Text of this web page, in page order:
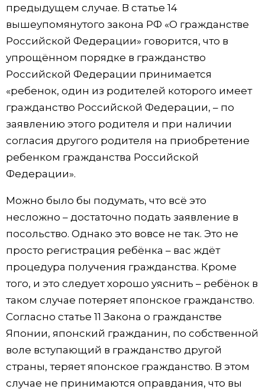
предыдущем случае. В статье 14
вышеупомянутого закона РФ «О гражданстве
Российской Федерации» говорится, что в
упрощённом порядке в гражданство
Российской Федерации принимается
«ребенок, один из родителей которого имеет
гражданство Российской Федерации, – по
заявлению этого родителя и при наличии
согласия другого родителя на приобретение
ребенком гражданства Российской
Федерации».
Можно было бы подумать, что всё это
несложно – достаточно подать заявление в
посольство. Однако это вовсе не так. Это не
просто регистрация ребёнка – вас ждёт
процедура получения гражданства. Кроме
того, и это следует хорошо уяснить – ребёнок в
таком случае потеряет японское гражданство.
Согласно статье 11 Закона о гражданстве
Японии, японский гражданин, по собственной
воле вступающий в гражданство другой
страны, теряет японское гражданство. В этом
случае не принимаются оправдания, что вы